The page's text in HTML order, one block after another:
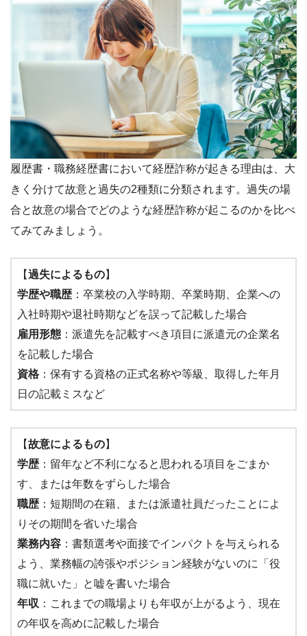
履歴書・職務経歴書において経歴詐称が起きる理由は、大
きく分けて故意と過失の2種類に分類されます。過失の場
合と故意の場合でどのような経歴詐称が起こるのかを比べ
てみてみましょう。
【過失によるもの】
学歴や職歴：卒業校の入学時期、卒業時期、企業への
入社時期や退社時期などを誤って記載した場合
雇用形態 ：派遣先を記載すべき項目に派遣元の企業名
を記載した場合
資格 ：保有する資格の正式名称や等級、取得した年月
日の記載ミスなど
【故意によるもの】
学歴：留年など不利になると思われる項目をごまか
す、または年数をずらした場合
職歴：短期間の在籍、または派遣社員だったことによ
りその期間を省いた場合
業務内容 ：書類選考や面接でインパクトを与えられる
よう、業務幅の誇張やポジション経験がないのに「役
職に就いた」と嘘を書いた場合
年収 ：これまでの職場よりも年収が上がるよう、現在
の年収を高めに記載した場合